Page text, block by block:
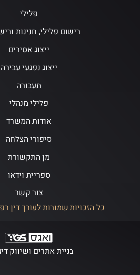
פלילי
רישום פלילי, חנינות
ייצוג אסירים
ייצוג נפגעי עבירה
תעבורה
פלילי מנהלי
אודות המשרד
סיפורי הצלחה
מן התקשורת
ספריית וידאו
צור קשר
כל הזכויות שמורות לעורך דין
בניית אתרים ושיווק